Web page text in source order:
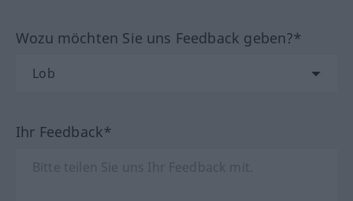
Wozu möchten Sie uns Feedback geben?*
Ihr Feedback*